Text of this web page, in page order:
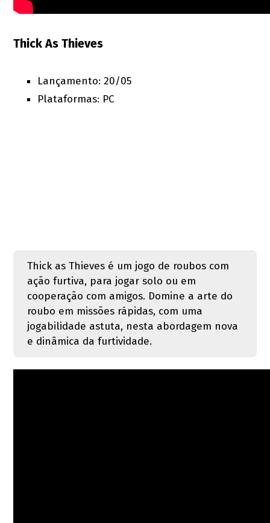
Thick As Thieves
Lançamento: 20/05
Plataformas: PC
Thick as Thieves é um jogo de roubos com
ação furtiva, para jogar solo ou em
cooperação com amigos. Domine a arte do
roubo em missões rápidas, com uma
jogabilidade astuta, nesta abordagem nova
e dinâmica da furtividade.